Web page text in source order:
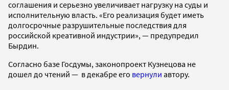
соглашения и серьезно увеличивает нагрузку на суды и
исполнительную власть. «Его реализация будет иметь
долгосрочные разрушительные последствия для
российской креативной индустрии», — предупредил
Бырдин.
Согласно базе Госдумы, законопроект Кузнецова не
дошел до чтений — в декабре его вернули автору.